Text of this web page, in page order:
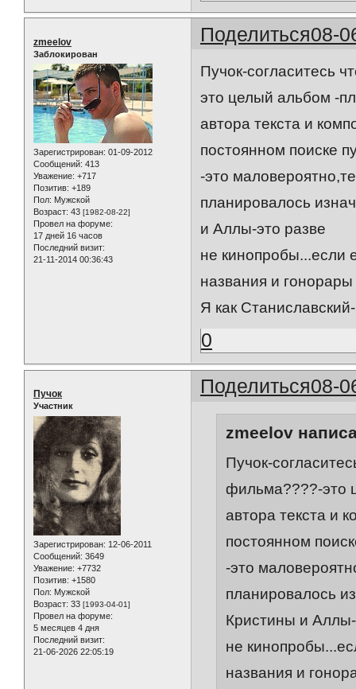
Поделиться08-
zmeelov
Заблокирован
Зарегистрирован: 01-09-2012
Сообщений: 413
Уважение: +717
Позитив: +189
Пол: Мужской
Возраст: 43 [1982-08-22]
Провел на форуме:
17 дней 16 часов
Последний визит:
21-11-2014 00:36:43
Пучок-согласитесь
это целый альбом -
автора текста и
постоянном поиске
-это
планировалось
и Аллы-это разве
не кинопробы...если
названия и
Я как
0
Поделиться08-
Пучок
Участник
Зарегистрирован: 12-06-2011
Сообщений: 3649
Уважение: +7732
Позитив: +1580
Пол: Мужской
Возраст: 33 [1993-04-01]
Провел на форуме:
5 месяцев 4 дня
Последний визит:
21-06-2026 22:05:19
zmeelov
Пучок-
фильма????-это
автора текста и
постоянном
-это
планировалось
Кристины и
не
названия и